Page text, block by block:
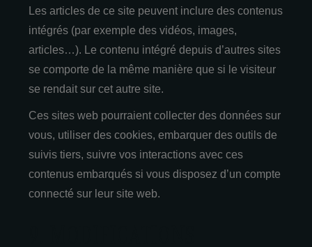
Les articles de ce site peuvent inclure des contenus
intégrés (par exemple des vidéos, images,
articles…). Le contenu intégré depuis d’autres sites
se comporte de la même manière que si le visiteur
se rendait sur cet autre site.
Ces sites web pourraient collecter des données sur
vous, utiliser des cookies, embarquer des outils de
suivis tiers, suivre vos interactions avec ces
contenus embarqués si vous disposez d’un compte
connecté sur leur site web.